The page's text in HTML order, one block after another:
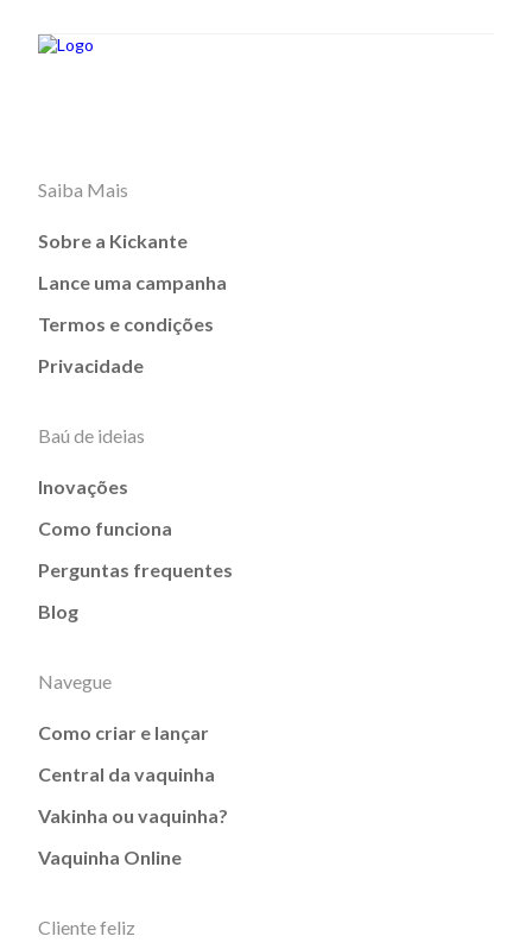
Saiba Mais
Sobre a Kickante
Lance uma campanha
Termos e condições
Privacidade
Baú de ideias
Inovações
Como funciona
Perguntas frequentes
Blog
Navegue
Como criar e lançar
Central da vaquinha
Vakinha ou vaquinha?
Vaquinha Online
Cliente feliz